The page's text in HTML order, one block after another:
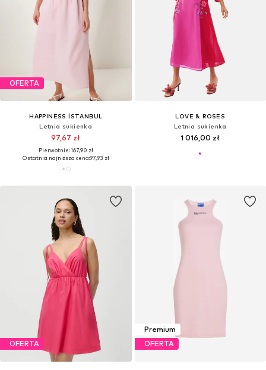
OFERTA
HAPPINESS İSTANBUL
Letnia sukienka
97,67 zł
Pierwotnie: 167,90 zł
Ostatnia najniższa cena:97,93 zł
LOVE & ROSES
Letnia sukienka
1 016,00 zł
OFERTA
Premium
OFERTA